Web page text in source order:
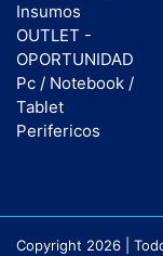
Insumos
OUTLET -
OPORTUNIDAD
Pc / Notebook /
Tablet
Perifericos
Copyright 2026 |